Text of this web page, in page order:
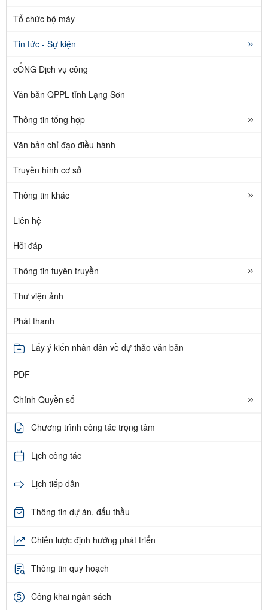
Tổ chức bộ máy
Tin tức - Sự kiện
cỔNG Dịch vụ công
Văn bản QPPL tỉnh Lạng Sơn
Thông tin tổng hợp
Văn bản chỉ đạo điều hành
Truyền hình cơ sở
Thông tin khác
Liên hệ
Hỏi đáp
Thông tin tuyên truyền
Thư viện ảnh
Phát thanh
Lấy ý kiến nhân dân về dự thảo văn bản
PDF
Chính Quyền số
Chương trình công tác trọng tâm
Lịch công tác
Lịch tiếp dân
Thông tin dự án, đấu thầu
Chiến lược định hướng phát triển
Thông tin quy hoạch
Công khai ngân sách